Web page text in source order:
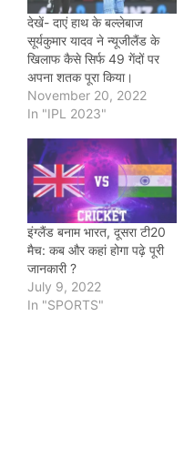
देखें- दाएं हाथ के बल्लेबाज
सूर्यकुमार यादव ने न्यूजीलैंड के
खिलाफ कैसे सिर्फ 49 गेंदों पर
अपना शतक पूरा किया।
November 20, 2022
In "IPL 2023"
इंग्लैंड बनाम भारत, दूसरा टी20
मैच: कब और कहां होगा पढ़े पूरी
जानकारी ?
July 9, 2022
In "SPORTS"